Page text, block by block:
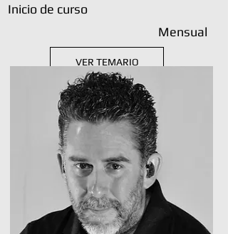
Inicio de curso
Mensual
VER TEMARIO
INSCRIBÍRME